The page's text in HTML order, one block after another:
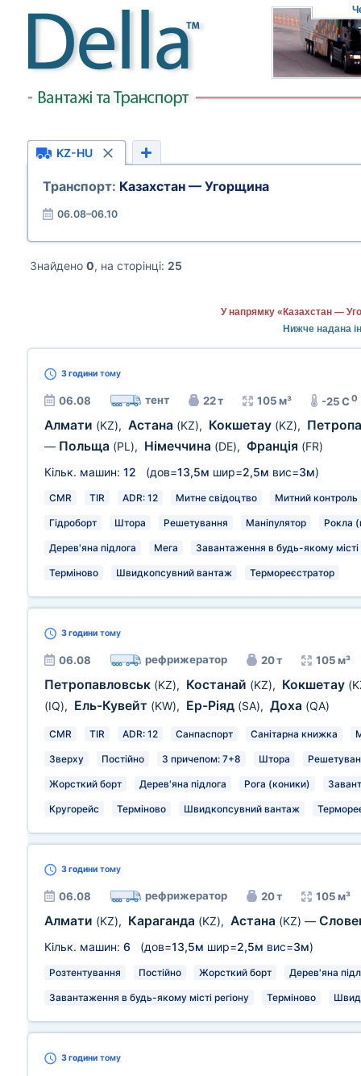
KZ-HU
Транспорт: Казахстан — Угорщина
06.08–06.10
Знайдено 0, на сторінці: 25
У напрямку «Казахстан —
Нижче надана
3 години тому
06.08 тент 22 т 105 м³ -25 C0
Алмати (KZ), Астана (KZ), Кокшетау (KZ),
— Польща (PL), Німеччина (DE), Франція (FR)
Кільк. машин: 12 (дов=13,5м шир=2,5м вис=3м)
CMR TIR ADR: 12 Митне свідоцтво Митний контроль
Гідроборт Штора Решетування Маніпулятор Рокла
Дерев'яна підлога Мега Завантаження в будь-якому місті
Терміново Швидкопсувний вантаж Термореєстратор
3 години тому
06.08 рефрижератор 20 т 105 м³
Петропавловськ (KZ), Костанай (KZ), Кокшетау
(IQ), Ель-Кувейт (KW), Ер-Ріяд (SA), Доха (QA)
CMR TIR ADR: 12 Санпаспорт Санітарна книжка
Зверху Постійно З причепом: 7+8 Штора
Жорсткий борт Дерев'яна підлога Рога (коники)
Кругорейс Терміново Швидкопсувний вантаж
3 години тому
06.08 рефрижератор 20 т 105 м³
Алмати (KZ), Караганда (KZ), Астана (KZ) —
Кільк. машин: 6 (дов=13,5м шир=2,5м вис=3м)
Розтентування Постійно Жорсткий борт Дерев'яна
Завантаження в будь-якому місті регіону Терміново
3 години тому